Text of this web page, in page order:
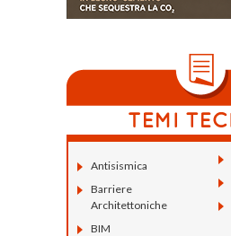
Antisismica
Barriere
Architettoniche
BIM